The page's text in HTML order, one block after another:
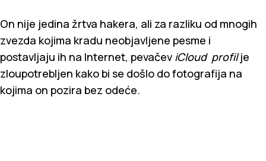
On nije jedina žrtva hakera, ali za razliku od mnogih
zvezda kojima kradu neobjavljene pesme i
postavljaju ih na Internet, pevačev iCloud profilje
zloupotrebljen kako bi se došlo do fotografija na
kojima on pozira bez odeće.